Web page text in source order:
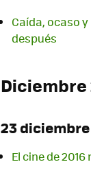
Caída, ocaso
después
Diciembre
23 diciembre
El cine de